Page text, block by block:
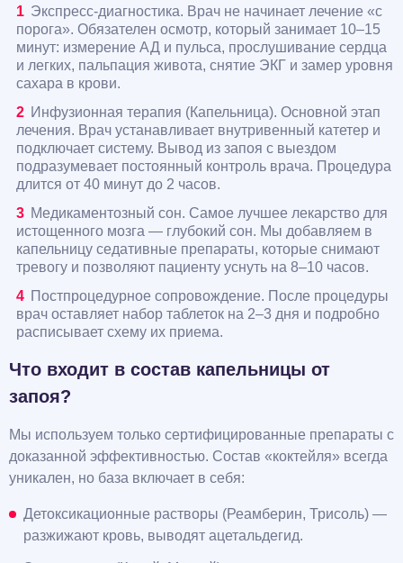
Экспресс-диагностика. Врач не начинает лечение «с
порога». Обязателен осмотр, который занимает 10–15
минут: измерение АД и пульса, прослушивание сердца
и легких, пальпация живота, снятие ЭКГ и замер уровня
сахара в крови.
Инфузионная терапия (Капельница). Основной этап
лечения. Врач устанавливает внутривенный катетер и
подключает систему. Вывод из запоя с выездом
подразумевает постоянный контроль врача. Процедура
длится от 40 минут до 2 часов.
Медикаментозный сон. Самое лучшее лекарство для
истощенного мозга — глубокий сон. Мы добавляем в
капельницу седативные препараты, которые снимают
тревогу и позволяют пациенту уснуть на 8–10 часов.
Постпроцедурное сопровождение. После процедуры
врач оставляет набор таблеток на 2–3 дня и подробно
расписывает схему их приема.
Что входит в состав капельницы от
запоя?
Мы используем только сертифицированные препараты с
доказанной эффективностью. Состав «коктейля» всегда
уникален, но база включает в себя:
Детоксикационные растворы (Реамберин, Трисоль) —
разжижают кровь, выводят ацетальдегид.